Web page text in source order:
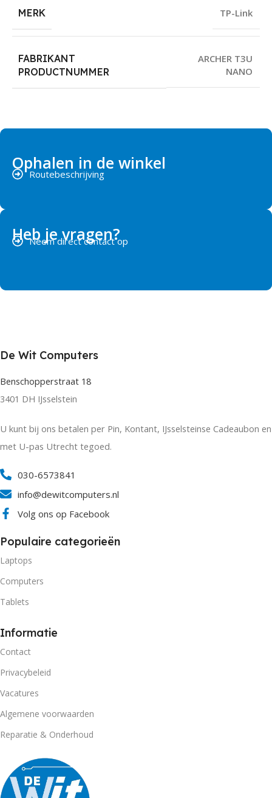
MERK TP-Link
FABRIKANT
PRODUCTNUMMER
ARCHER T3U
NANO
Ophalen in de winkel
Routebeschrijving
Heb je vragen?
Neem direct contact op
De Wit Computers
Benschopperstraat 18
3401 DH IJsselstein
U kunt bij ons betalen per Pin, Kontant, IJsselsteinse Cadeaubon en
met U-pas Utrecht tegoed.
030-6573841
info@dewitcomputers.nl
Volg ons op Facebook
Populaire categorieën
Laptops
Computers
Tablets
Informatie
Contact
Privacybeleid
Vacatures
Algemene voorwaarden
Reparatie & Onderhoud